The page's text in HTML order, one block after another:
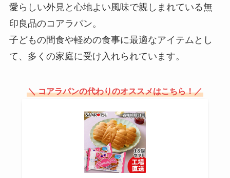
生もみじ饅頭の販売店はどこ？東
京ではどこで売ってる？サービス
エリアで購入できる？
源氏パイ 販売終了？売ってないっ
カトレア醤油はどこで売ってる？
福岡や大阪ではどこで買える？送
愛らしい外見と心地よい風味で親しまれている無
印良品のコアラパン。
子どもの間食や軽めの食事に最適なアイテムとし
て、多くの家庭に受け入れられています。
＼ コアラパンの代わりのオススメはこちら！／